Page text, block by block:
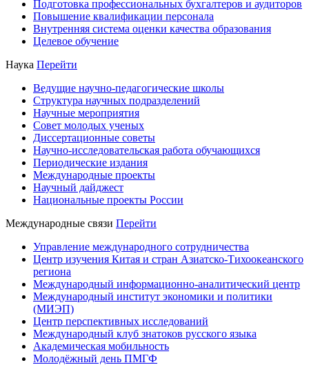
Подготовка профессиональных бухгалтеров и аудиторов
Повышение квалификации персонала
Внутренняя система оценки качества образования
Целевое обучение
Наука Перейти
Ведущие научно-педагогические школы
Структура научных подразделений
Научные мероприятия
Совет молодых ученых
Диссертационные советы
Научно-исследовательская работа обучающихся
Периодические издания
Международные проекты
Научный дайджест
Национальные проекты России
Международные связи Перейти
Управление международного сотрудничества
Центр изучения Китая и стран Азиатско-Тихоокеанского
региона
Международный информационно-аналитический центр
Международный институт экономики и политики
(МИЭП)
Центр перспективных исследований
Международный клуб знатоков русского языка
Академическая мобильность
Молодёжный день ПМГФ